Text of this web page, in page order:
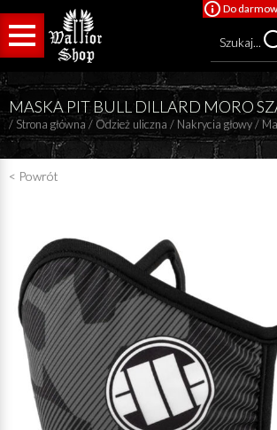
Szukaj...
Do
MASKA PIT BULL DILLARD MORO
/ Strona główna / Odzież uliczna / Nakrycia głowy/
< Powrót